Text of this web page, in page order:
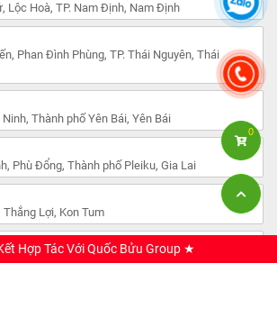
Lộc Hoà, TP. Nam Định, Nam Định
Phan Đình Phùng, TP. Thái Nguyên, Thái
Thành phố Yên Bái, Yên Bái
Phù Đổng, Thành phố Pleiku, Gia Lai
Lợi, Kon Tum
Cừ, Phường 1, TP. Đà Lạt, Lâm Đồng
0
Hợp Tác Với Quốc Bửu Group ★